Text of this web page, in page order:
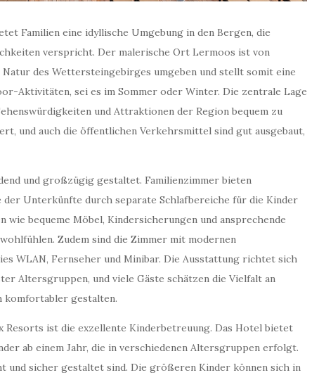
Familien eine idyllische Umgebung in den Bergen, die
verspricht. Der malerische Ort Lermoos ist von
des Wettersteingebirges umgeben und stellt somit eine
Aktivitäten, sei es im Sommer oder Winter. Die zentrale Lage
und Attraktionen der Region bequem zu
und auch die öffentlichen Verkehrsmittel sind gut ausgebaut,
und großzügig gestaltet. Familienzimmer bieten
Unterkünfte durch separate Schlafbereiche für die Kinder
wie bequeme Möbel, Kindersicherungen und ansprechende
Zudem sind die Zimmer mit modernen
WLAN, Fernseher und Minibar. Die Ausstattung richtet sich
Altersgruppen, und viele Gäste schätzen die Vielfalt an
komfortabler gestalten.
Resorts ist die exzellente Kinderbetreuung. Das Hotel bietet
ab einem Jahr, die in verschiedenen Altersgruppen erfolgt.
und sicher gestaltet sind. Die größeren Kinder können sich in